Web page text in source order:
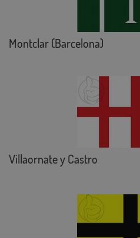
Montclar (Barcelona)
Villaornate y Castro